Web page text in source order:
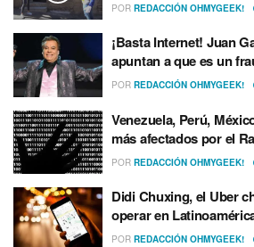
POR REDACCIÓN OHMYGEEK!
¡Basta Internet! Juan
apuntan a que es un
POR REDACCIÓN OHMYGEEK!
Venezuela, Perú,
más afectados por el
POR REDACCIÓN OHMYGEEK!
Didi Chuxing, el Uber
operar en
POR REDACCIÓN OHMYGEEK!